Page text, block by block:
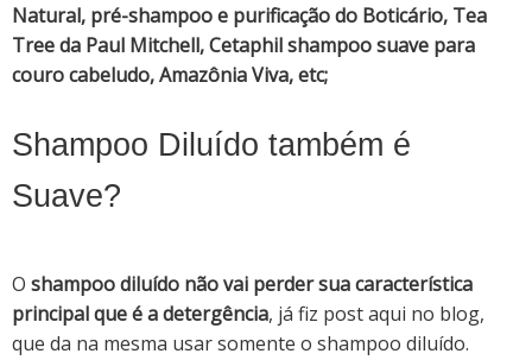
Natural, pré-shampoo e purificação do Boticário, Tea
Tree da Paul Mitchell, Cetaphil shampoo suave para
couro cabeludo, Amazônia Viva, etc;
Shampoo Diluído também é
Suave?
O shampoo diluído não vai perder sua característica
principal que é a detergência, já fiz post aqui no blog,
que da na mesma usar somente o shampoo diluído.